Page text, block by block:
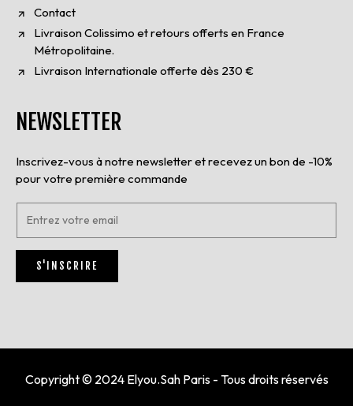
Contact
Livraison Colissimo et retours offerts en France
Métropolitaine.
Livraison Internationale offerte dès 230 €
NEWSLETTER
Inscrivez-vous à notre newsletter et recevez un bon de -10%
pour votre première commande
E
t
r
z
S'INSCRIRE
Copyright © 2024 Elyou.Sah Paris - Tous droits réservés